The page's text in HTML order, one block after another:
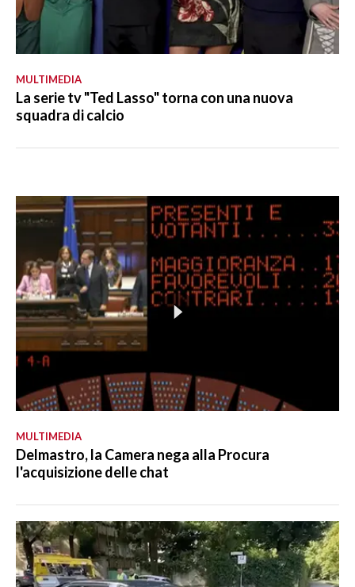
MULTIMEDIA
La serie tv "Ted Lasso" torna con una nuova
squadra di calcio
MULTIMEDIA
Delmastro, la Camera nega alla Procura
l'acquisizione delle chat